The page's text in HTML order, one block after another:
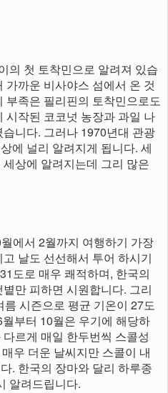
의 첫 토착민으로 알려져 있습
까운 비사야스 섬에서 온 것
부족은 필리핀의 토착민으로도
시작된 코코넛 농장과 과일 나
니다. 그러나 1970년대 관광
에 널리 알려지게 됩니다. 세
상에 알려지는데 그리 많은
에서 2월까지 여행하기 가장
날도 선선해서 투어 하시기
도로 매우 쾌적하며, 한국의
만 피하면 시원합니다. 그리
시즌으로 평균 기온이 27도
부터 10월은 우기에 해당하
르게 매일 한두번씩 스콜성
우 더운 날씨지만 스콜이 내
. 한국의 장마와 달리 하루종
알려드립니다.